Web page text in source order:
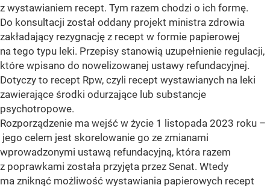
z wystawianiem recept. Tym razem chodzi o ich formę.
Do konsultacji został oddany projekt ministra zdrowia
zakładający rezygnację z recept w formie papierowej
na tego typu leki. Przepisy stanowią uzupełnienie regulacji,
które wpisano do nowelizowanej ustawy refundacyjnej.
Dotyczy to recept Rpw, czyli recept wystawianych na leki
zawierające środki odurzające lub substancje
psychotropowe.
Rozporządzenie ma wejść w życie 1 listopada 2023 roku –
jego celem jest skorelowanie go ze zmianami
wprowadzonymi ustawą refundacyjną, która razem
z poprawkami została przyjęta przez Senat. Wtedy
ma zniknąć możliwość wystawiania papierowych recept